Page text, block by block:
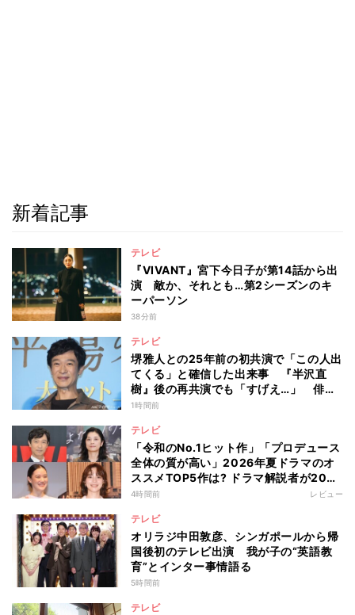
新着記事
テレビ
『VIVANT』宮下今日子が第14話から出
演 敵か、それとも…第2シーズンのキ
ーパーソン
38分前
テレビ
堺雅人との25年前の初共演で「この人出
てくる」と確信した出来事 『半沢直
樹』後の再共演でも「すげえ…」 俳優
としての“初体験”を阿部寛が告白
1時間前
テレビ
「令和のNo.1ヒット作」「プロデュース
全体の質が高い」2026年夏ドラマのオ
ススメTOP5作は? ドラマ解説者が20作
の傾向を“視聴率無視”で徹底分析
4時間前 レビュー
テレビ
オリラジ中田敦彦、シンガポールから帰
国後初のテレビ出演 我が子の“英語教
育”とインター事情語る
5時間前
テレビ